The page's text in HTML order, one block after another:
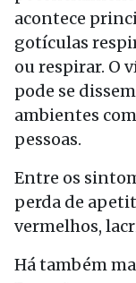
acontece
gotículas
ou respirar. O
pode se
ambientes
pessoas.
Entre os
perda de
vermelhos,
Há também